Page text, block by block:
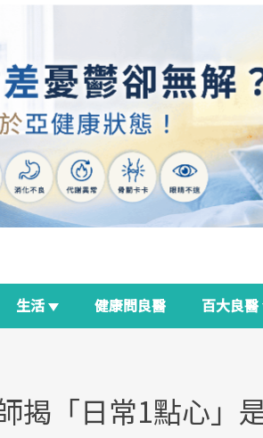
生活 健康問良醫 百大良醫
揭「日常1點心」